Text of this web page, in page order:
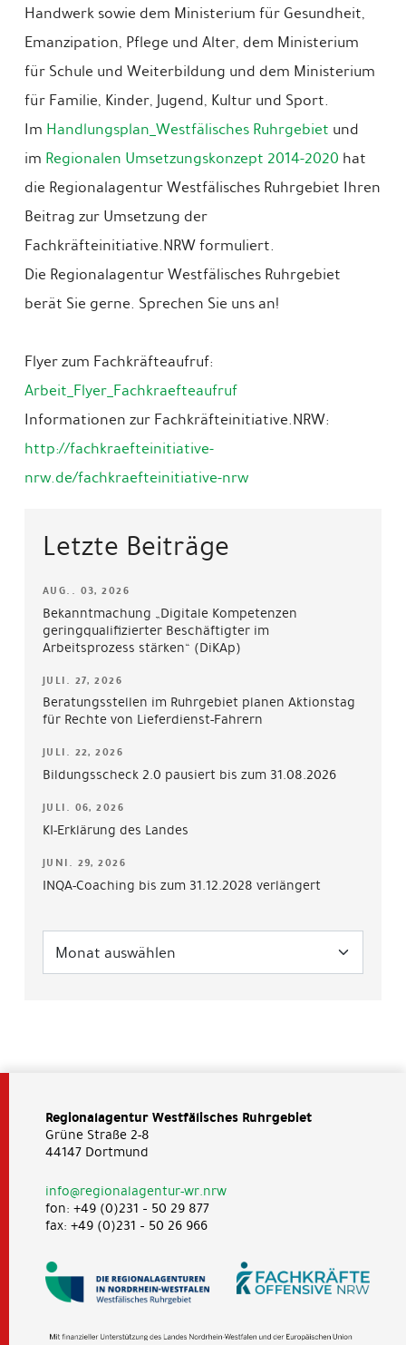
Handwerk sowie dem Ministerium für Gesundheit,
Emanzipation, Pflege und Alter, dem Ministerium
für Schule und Weiterbildung und dem Ministerium
für Familie, Kinder, Jugend, Kultur und Sport.
Im Handlungsplan_Westfälisches Ruhrgebiet und
im Regionalen Umsetzungskonzept 2014-2020 hat
die Regionalagentur Westfälisches Ruhrgebiet Ihren
Beitrag zur Umsetzung der
Fachkräfteinitiative.NRW formuliert.
Die Regionalagentur Westfälisches Ruhrgebiet
berät Sie gerne. Sprechen Sie uns an!
Flyer zum Fachkräfteaufruf:
Arbeit_Flyer_Fachkraefteaufruf
Informationen zur Fachkräfteinitiative.NRW:
http://fachkraefteinitiative-
nrw.de/fachkraefteinitiative-nrw
Letzte Beiträge
AUG.. 03, 2026
Bekanntmachung „Digitale Kompetenzen
geringqualifizierter Beschäftigter im
Arbeitsprozess stärken“ (DiKAp)
JULI. 27, 2026
Beratungsstellen im Ruhrgebiet planen Aktionstag
für Rechte von Lieferdienst-Fahrern
JULI. 22, 2026
Bildungsscheck 2.0 pausiert bis zum 31.08.2026
JULI. 06, 2026
KI-Erklärung des Landes
JUNI. 29, 2026
INQA-Coaching bis zum 31.12.2028 verlängert
Regionalagentur Westfälisches Ruhrgebiet
Grüne Straße 2-8
44147 Dortmund
info@regionalagentur-wr.nrw
fon: +49 (0)231 – 50 29 877
fax: +49 (0)231 – 50 26 966